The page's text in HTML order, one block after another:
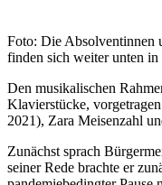
Foto: Die Absolventinnen
finden sich weiter unten
Den musikalischen
Klavierstücke,
2021), Zara Meisenzahl
Zunächst sprach
seiner Rede brachte er